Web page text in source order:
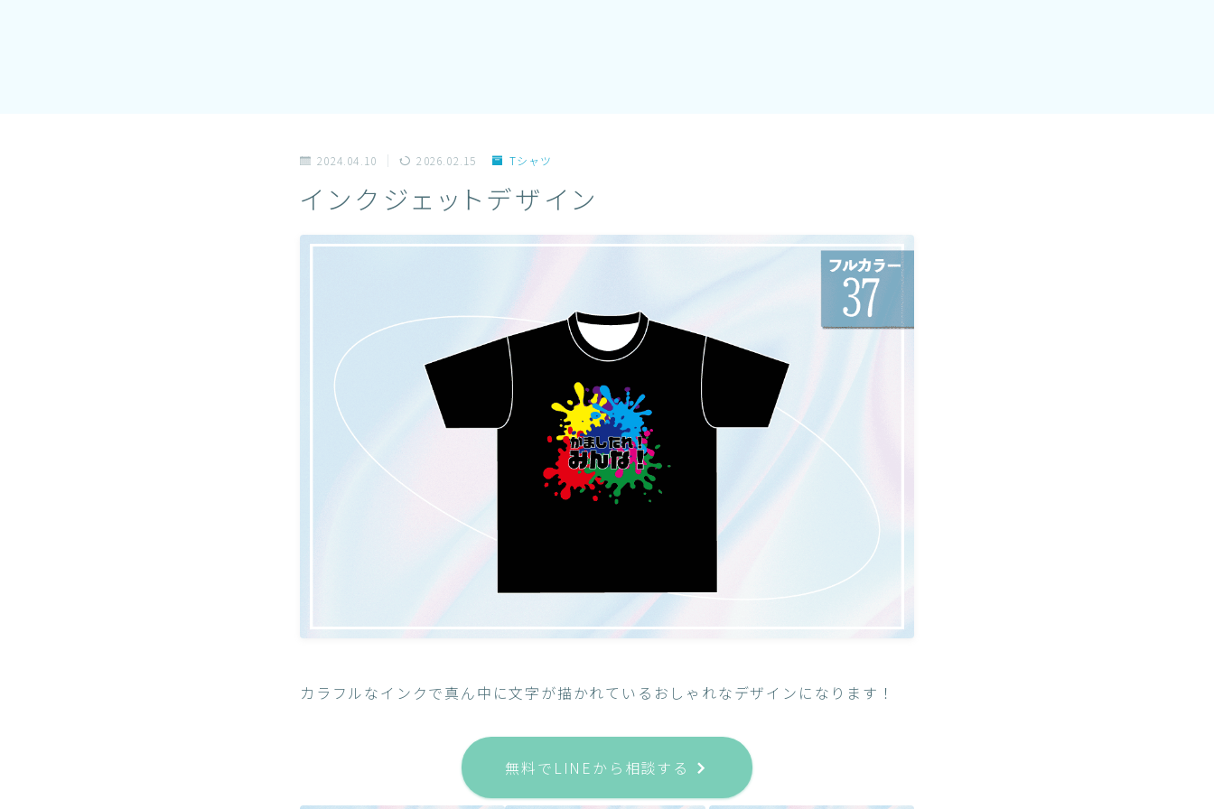
2024.04.10 2026.02.15 Tシャツ
インクジェットデザイン
カラフルなインクで真ん中に文字が描かれているおしゃれなデザインになります！
無料でLINEから相談する